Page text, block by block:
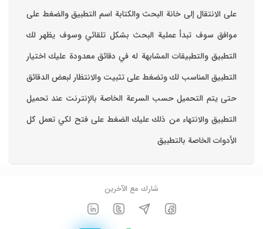
على الانتقال إلى خانة البحث والكتابة اسم التطبيق والضغط على
موافق ‏سوف تبدأ عملية البحث بشكل تلقائي وسوف يظهر لك
التطبيق والتطبيقات المشابهة له في دقائق معدودة ‏عليك اختيار
التطبيق المناسب لك وتضغط على تثبيت والانتظار لبعض الدقائق
حتى يتم التحميل حسب السرعة الخاصة بالإنترنت ‏عند تحميل
التطبيق والانتهاء من ذلك عليك الضغط على فتح لكي تعمل كل
الأدوات الخاصة بالتطبيق
شارك مع الآخرين